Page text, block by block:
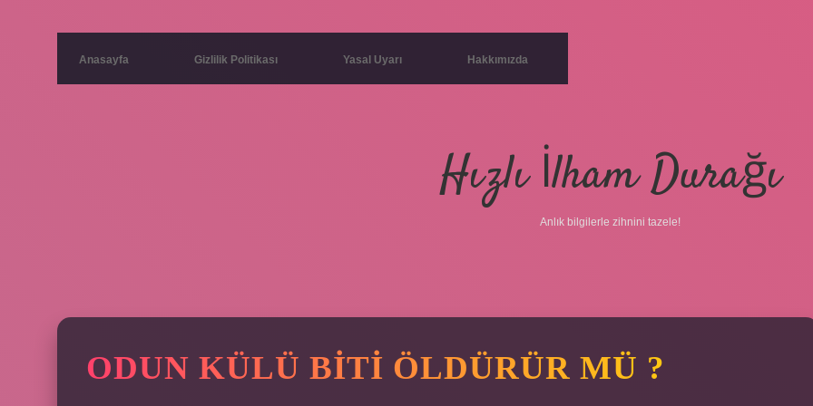
Anasayfa Gizlilik Politikası Yasal Uyarı Hakkımızda
Hızlı İlham Durağı
Anlık bilgilerle zihnini tazele!
ODUN KÜLÜ BITI ÖLDÜRÜR MÜ ?